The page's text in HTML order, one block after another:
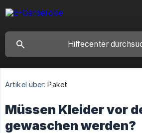
Artikel über: Paket
Müssen Kleider vor
gewaschen werden?